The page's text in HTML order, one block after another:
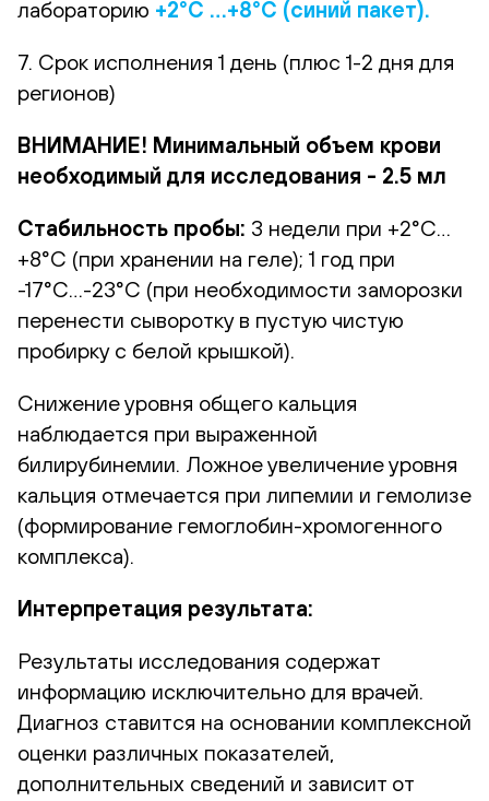
лабораторию +2°С …+8°С (синий пакет).
7. Срок исполнения 1 день (плюс 1-2 дня для
регионов)
ВНИМАНИЕ! Минимальный объем крови
необходимый для исследования - 2.5 мл
Стабильность пробы: 3 недели при +2°С…
+8°С (при хранении на геле); 1 год при
-17°С…-23°С (при необходимости заморозки
перенести сыворотку в пустую чистую
пробирку с белой крышкой).
Снижение уровня общего кальция
наблюдается при выраженной
билирубинемии. Ложное увеличение уровня
кальция отмечается при липемии и гемолизе
(формирование гемоглобин-хромогенного
комплекса).
Интерпретация результата:
Результаты исследования содержат
информацию исключительно для врачей.
Диагноз ставится на основании комплексной
оценки различных показателей,
дополнительных сведений и зависит от